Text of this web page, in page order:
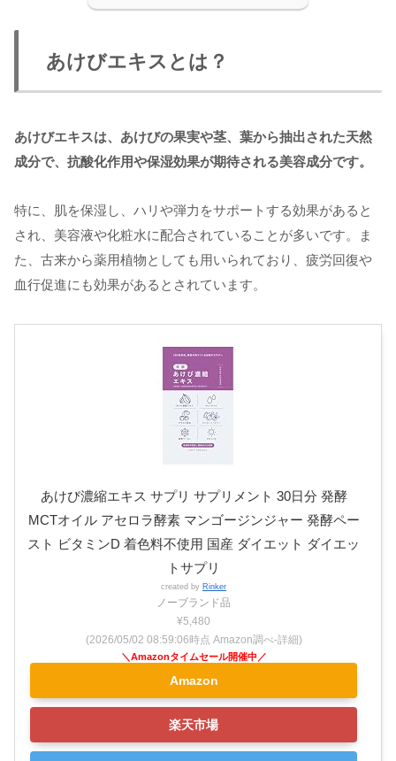
あけびエキスとは？
あけびエキスは、あけびの果実や茎、葉から抽出された天然
成分で、抗酸化作用や保湿効果が期待される美容成分です。
特に、肌を保湿し、ハリや弾力をサポートする効果があると
され、美容液や化粧水に配合されていることが多いです。ま
た、古来から薬用植物としても用いられており、疲労回復や
血行促進にも効果があるとされています。
あけび濃縮エキス サプリ サプリメント 30日分 発酵
MCTオイル アセロラ酵素 マンゴージンジャー 発酵ペー
スト ビタミンD 着色料不使用 国産 ダイエット ダイエッ
トサプリ
created by Rinker
ノーブランド品
¥5,480
(2026/05/02 08:59:06時点 Amazon調べ-詳細)
Amazon
楽天市場